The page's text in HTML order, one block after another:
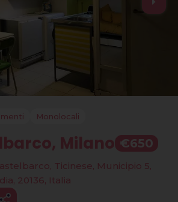
Monolocali
Milano €650
Ticinese, Municipio 5,
20136, Italia